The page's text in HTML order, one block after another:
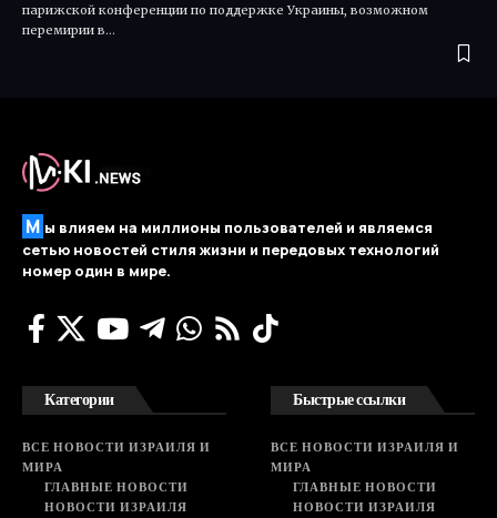
парижской конференции по поддержке Украины, возможном
перемирии в…
М ы влияем на миллионы пользователей и являемся
сетью новостей стиля жизни и передовых технологий
номер один в мире.
Категории
ВСЕ НОВОСТИ ИЗРАИЛЯ И
МИРА
ГЛАВНЫЕ НОВОСТИ
НОВОСТИ ИЗРАИЛЯ
Быстрые ссылки
ВСЕ НОВОСТИ ИЗРАИЛЯ И
МИРА
ГЛАВНЫЕ НОВОСТИ
НОВОСТИ ИЗРАИЛЯ